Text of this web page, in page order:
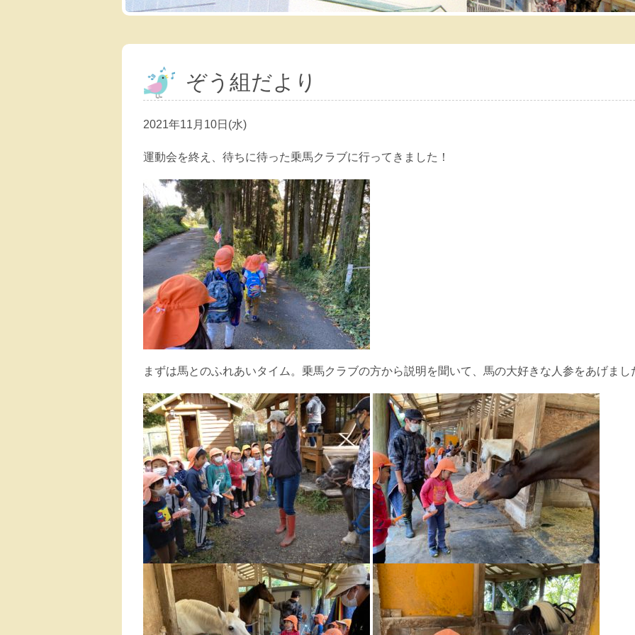
ぞう組だより
2021年11月10日(水)
運動会を終え、待ちに待った乗馬クラブに行ってきました！
まずは馬とのふれあいタイム。乗馬クラブの方から説明を聞いて、馬の大好きな人参をあげまし